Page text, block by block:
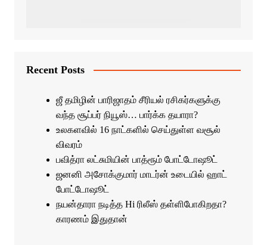
Recent Posts
ஜீ தமிழின் பாரிஜாதம் சீரியல் ரசிகர்களுக்கு
வந்த சூப்பர் நியூஸ்… பார்க்க தயாரா?
உலகளவில் 16 நாட்களில் செய்துள்ள வசூல்
விவரம்
பவித்ரா லட்சுமியின் பாத்ரூம் போட்டோஷூட்
ஜனனி அசோக்குமார் மாடர்ன் உடையில் ஹாட்
போட்டோஷூட்
நயன்தாரா நடித்த Hi ரிலீஸ் தள்ளிபோகிறதா?
காரணம் இதுதான்